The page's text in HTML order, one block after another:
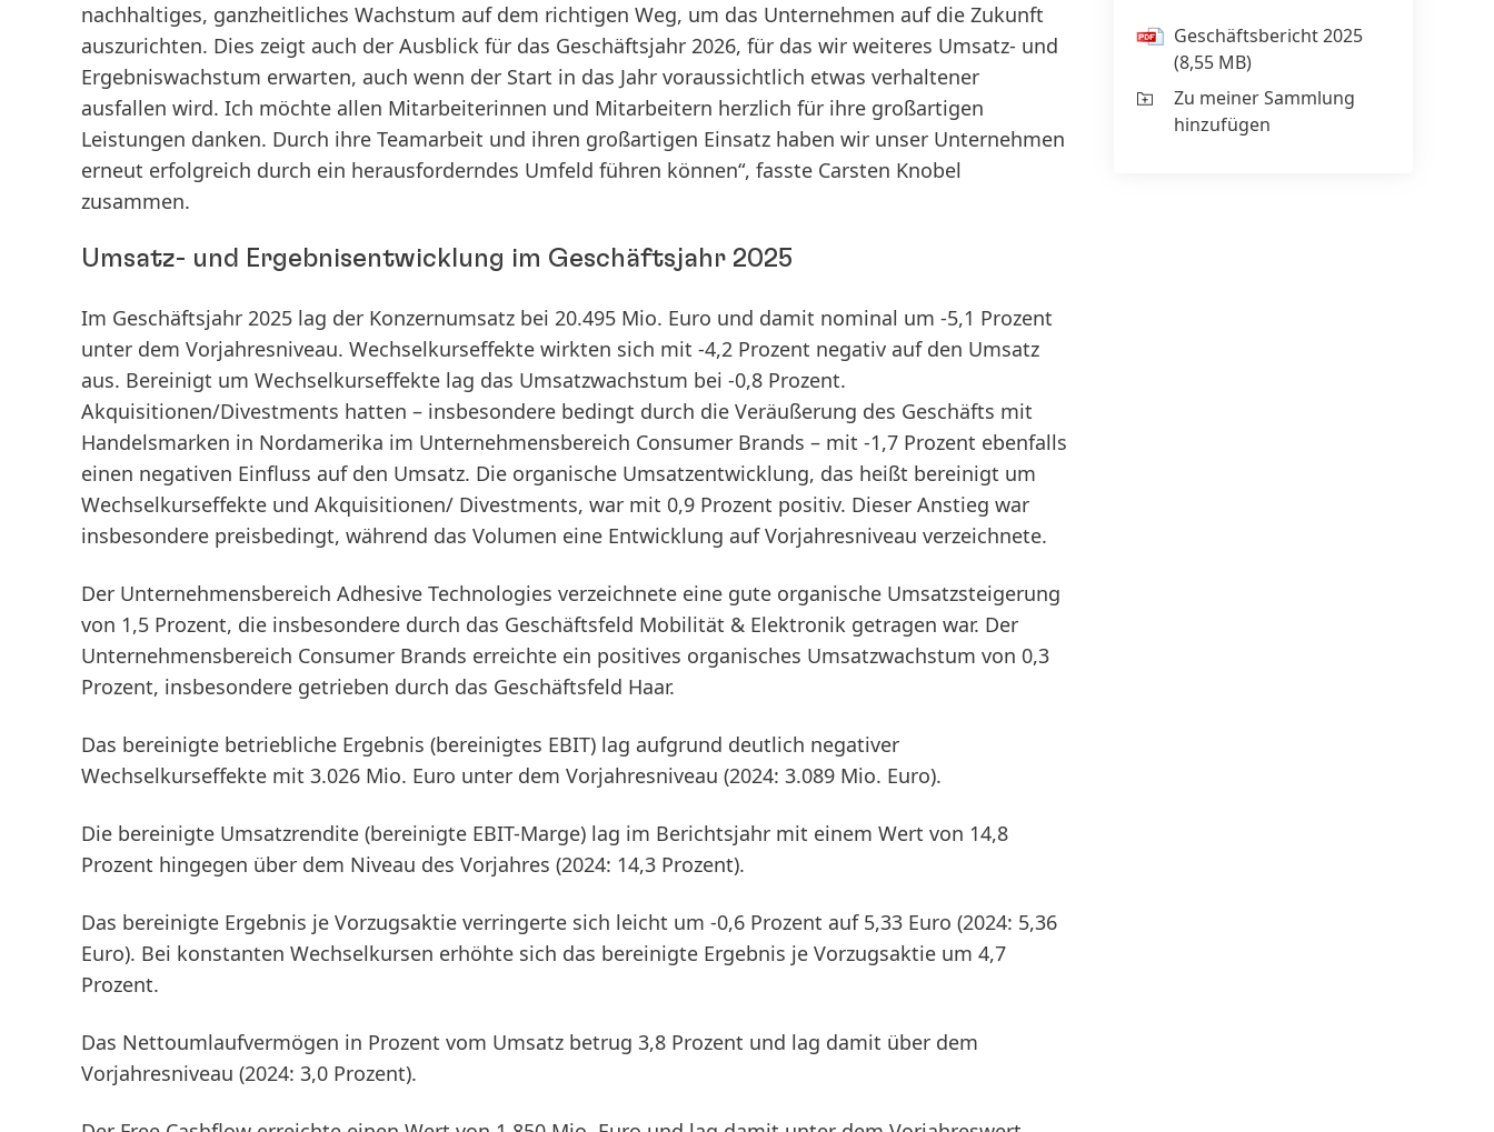
nachhaltiges, ganzheitliches Wachstum auf dem richtigen Weg, um das Unternehmen auf die Zukunft
auszurichten. Dies zeigt auch der Ausblick für das Geschäftsjahr 2026, für das wir weiteres Umsatz- und
Ergebniswachstum erwarten, auch wenn der Start in das Jahr voraussichtlich etwas verhaltener
ausfallen wird. Ich möchte allen Mitarbeiterinnen und Mitarbeitern herzlich für ihre großartigen
Leistungen danken. Durch ihre Teamarbeit und ihren großartigen Einsatz haben wir unser Unternehmen
erneut erfolgreich durch ein herausforderndes Umfeld führen können“, fasste Carsten Knobel
zusammen.
Umsatz- und Ergebnisentwicklung im Geschäftsjahr 2025
Im Geschäftsjahr 2025 lag der Konzernumsatz bei 20.495 Mio. Euro und damit nominal um -5,1 Prozent
unter dem Vorjahresniveau. Wechselkurseffekte wirkten sich mit -4,2 Prozent negativ auf den Umsatz
aus. Bereinigt um Wechselkurseffekte lag das Umsatzwachstum bei -0,8 Prozent.
Akquisitionen/Divestments hatten – insbesondere bedingt durch die Veräußerung des Geschäfts mit
Handelsmarken in Nordamerika im Unternehmensbereich Consumer Brands – mit -1,7 Prozent ebenfalls
einen negativen Einfluss auf den Umsatz. Die organische Umsatzentwicklung, das heißt bereinigt um
Wechselkurseffekte und Akquisitionen/ Divestments, war mit 0,9 Prozent positiv. Dieser Anstieg war
insbesondere preisbedingt, während das Volumen eine Entwicklung auf Vorjahresniveau verzeichnete.
Der Unternehmensbereich Adhesive Technologies verzeichnete eine gute organische Umsatzsteigerung
von 1,5 Prozent, die insbesondere durch das Geschäftsfeld Mobilität & Elektronik getragen war. Der
Unternehmensbereich Consumer Brands erreichte ein positives organisches Umsatzwachstum von 0,3
Prozent, insbesondere getrieben durch das Geschäftsfeld Haar.
Das bereinigte betriebliche Ergebnis (bereinigtes EBIT) lag aufgrund deutlich negativer
Wechselkurseffekte mit 3.026 Mio. Euro unter dem Vorjahresniveau (2024: 3.089 Mio. Euro).
Die bereinigte Umsatzrendite (bereinigte EBIT-Marge) lag im Berichtsjahr mit einem Wert von 14,8
Prozent hingegen über dem Niveau des Vorjahres (2024: 14,3 Prozent).
Das bereinigte Ergebnis je Vorzugsaktie verringerte sich leicht um -0,6 Prozent auf 5,33 Euro (2024: 5,36
Euro). Bei konstanten Wechselkursen erhöhte sich das bereinigte Ergebnis je Vorzugsaktie um 4,7
Prozent.
Das Nettoumlaufvermögen in Prozent vom Umsatz betrug 3,8 Prozent und lag damit über dem
Vorjahresniveau (2024: 3,0 Prozent).
Geschäfts­bericht 2025
(8,55 MB)
Zu meiner Sammlung
hinzufügen